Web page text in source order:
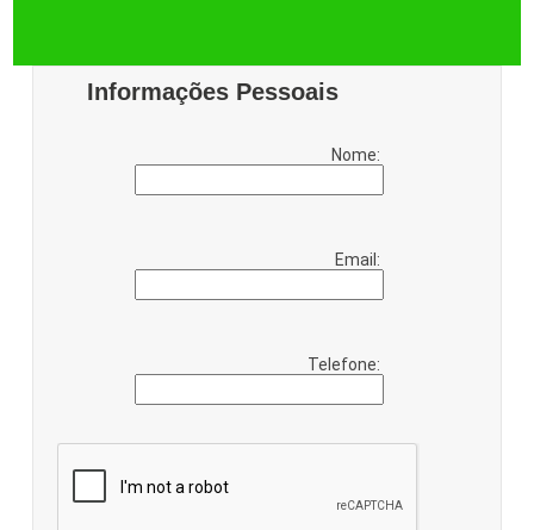
Informações Pessoais
Nome:
Email:
Telefone: